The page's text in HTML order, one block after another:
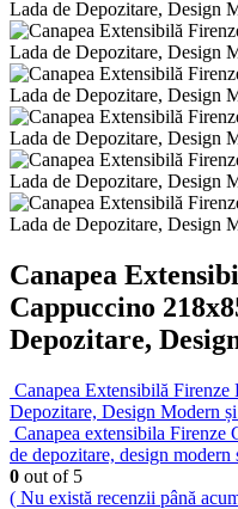
Canapea
Cappuccino
Depozitare,
Canapea Extensibilă
Depozitare, Design Modern
Canapea extensibila
de depozitare, design
0 out of 5
( Nu există recenzii până